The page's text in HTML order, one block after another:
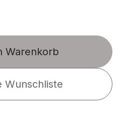
Warenkorb
Wunschliste